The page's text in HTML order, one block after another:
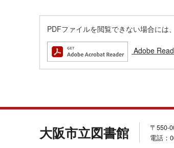
PDFファイルを閲覧できない場合には
Adobe
大阪市立図書館
〒550-
電話：